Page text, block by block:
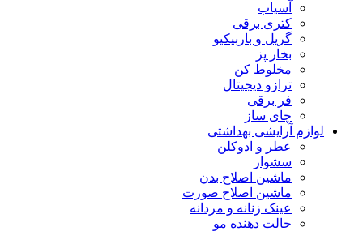
آسیاب
کتری برقی
گریل و باربیکیو
بخار پز
مخلوط کن
ترازو دیجیتال
فر برقی
چای ساز
لوازم آرایشی بهداشتی
عطر و ادوکلن
سشوار
ماشین اصلاح بدن
ماشین اصلاح صورت
عینک زنانه و مردانه
حالت دهنده مو